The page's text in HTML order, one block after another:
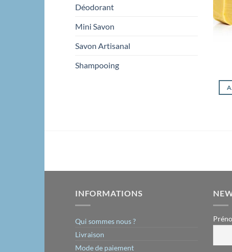
Déodorant
Mini Savon
Savon Artisanal
Shampooing
INFORMATIONS
Qui sommes nous ?
Livraison
Mode de paiement